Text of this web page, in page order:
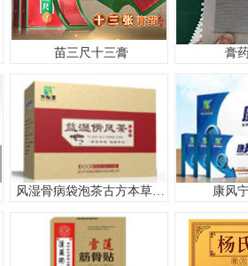
苗三尺十三膏 膏
风湿骨病袋泡茶古方本草茶疗消除关节痛湿风骨病 康风